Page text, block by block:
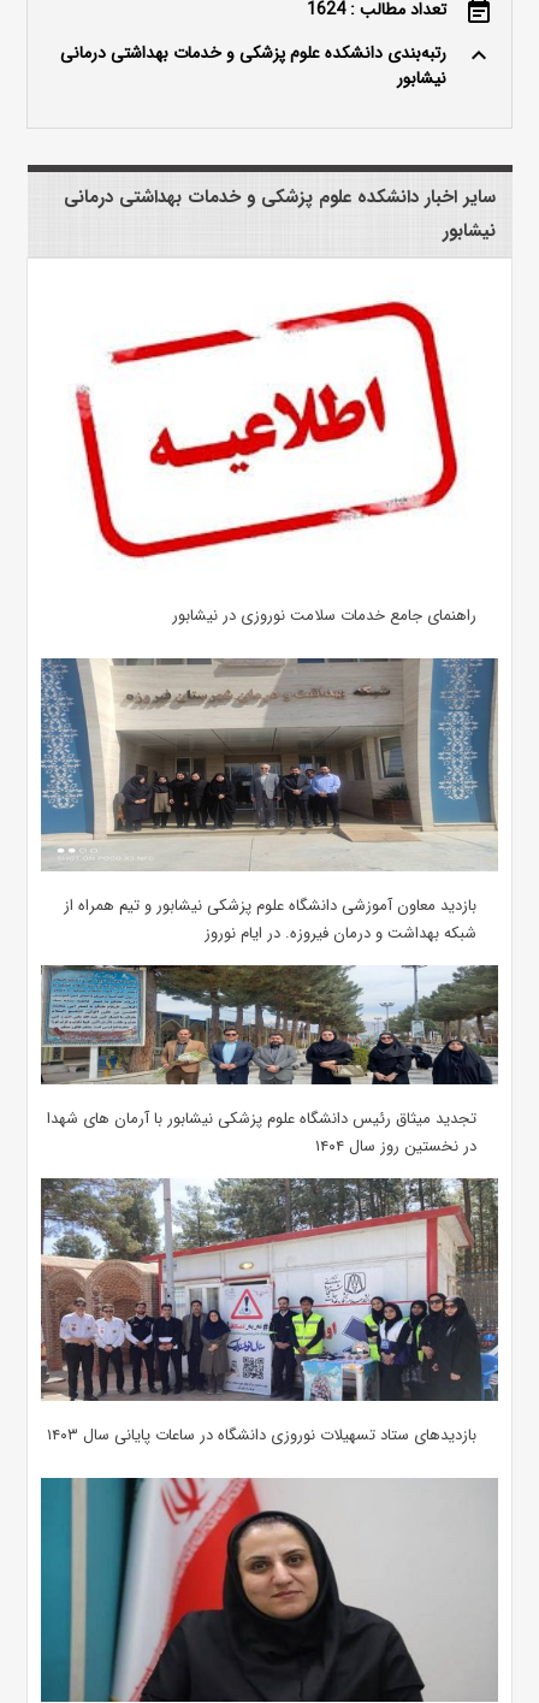
event_note تعداد مطالب : 1624
keyboard_arrow_up
رتبه‌بندی دانشکده علوم پزشکی و خدمات بهداشتی درمانی
نیشابور
سایر اخبار دانشکده علوم پزشکی و خدمات بهداشتی درمانی
نیشابور
راهنمای جامع خدمات سلامت نوروزی در نیشابور
بازدید معاون آموزشی دانشگاه علوم پزشکی نیشابور و تیم همراه از
شبکه بهداشت و درمان فیروزه. در ایام نوروز
تجدید میثاق رئیس دانشگاه علوم پزشکی نیشابور با آرمان های شهدا
در نخستین روز سال ۱۴۰۴
بازدیدهای ستاد تسهیلات نوروزی دانشگاه در ساعات پایانی سال ۱۴۰۳